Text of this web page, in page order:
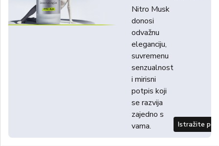
Nitro Musk
donosi
odvažnu
eleganciju,
suvremenu
senzualnost
i mirisni
potpis koji
se razvija
zajedno s
vama.
Istražite